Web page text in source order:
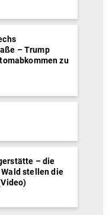
– Trump
zu
– die
stellen die